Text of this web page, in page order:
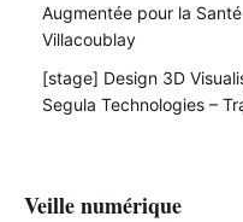
Augmentée pour la
Villacoublay
[stage] Design 3D
Segula Technologies –
Veille numérique